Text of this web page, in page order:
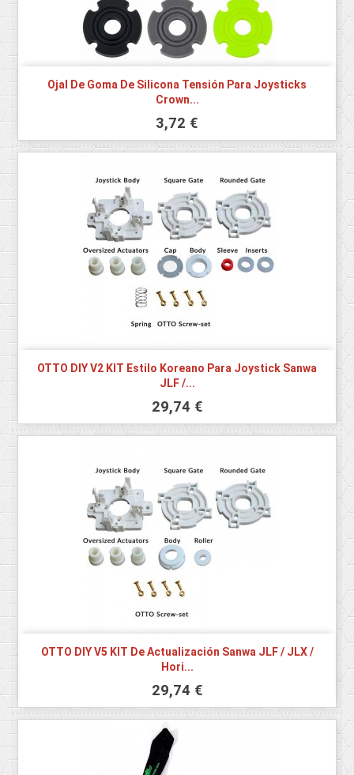
Ojal De Goma De Silicona Tensión Para Joysticks
Crown...
3,72 €
OTTO DIY V2 KIT Estilo Koreano Para Joystick Sanwa
JLF /...
29,74 €
OTTO DIY V5 KIT De Actualización Sanwa JLF / JLX /
Hori...
29,74 €